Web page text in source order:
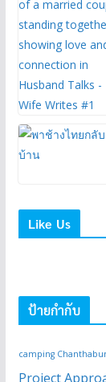
Like Us
ป้ายกำกับ
camping
Project